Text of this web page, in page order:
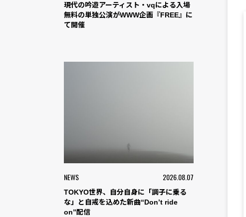
現代の吟遊アーティスト・vqによる入場
無料の単独公演がWWW企画『FREE』に
て開催
NEWS 2026.08.07
TOKYO世界、自分自身に「調子に乗る
な」と自戒を込めた新曲“Don’t ride
on”配信